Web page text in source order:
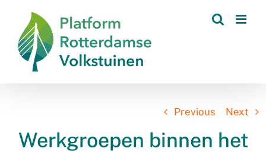
content
Previous Next
Werkgroepen binnen het